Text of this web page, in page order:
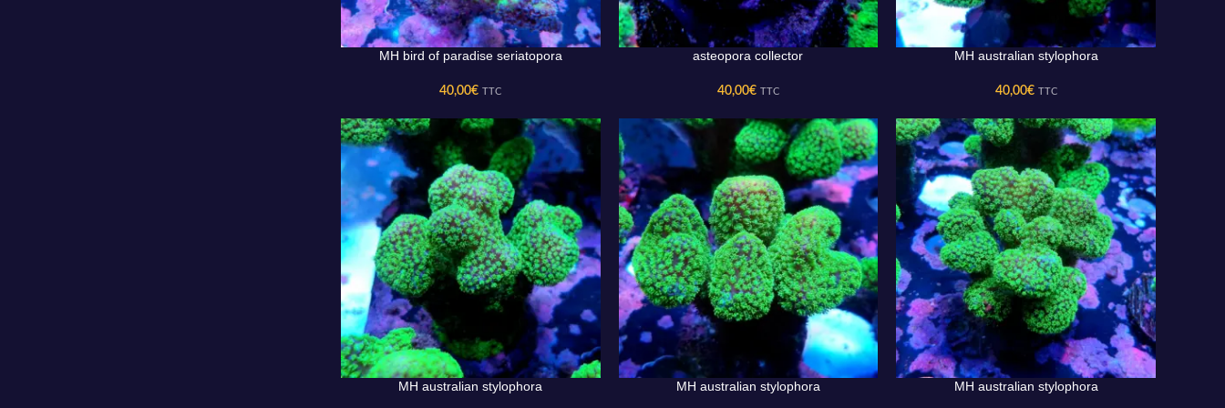
AJOUTER AU PANIER
MH bird of paradise seriatopora
40,00€ TTC
AJOUTER AU PANIERasteopora collector
40,00€ TTC
AJOUTER AU PANIER
MH australian stylophora
40,00€ TTC
AJOUTER AU PANIER
MH australian stylophora AJOUTER AU PANIER
MH australian stylophora AJOUTER AU PANIER
MH australian stylophora